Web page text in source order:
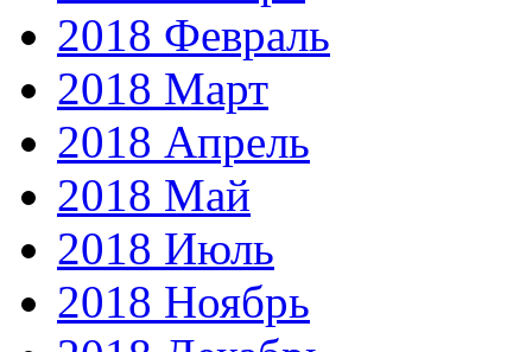
2018 Февраль
2018 Март
2018 Апрель
2018 Май
2018 Июль
2018 Ноябрь